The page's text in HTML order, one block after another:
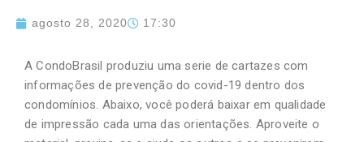
agosto 28, 2020 17:30
A CondoBrasil produziu uma serie de cartazes com
informações de prevenção do covid-19 dentro dos
condomínios. Abaixo, você poderá baixar em qualidade
de impressão cada uma das orientações. Aproveite o